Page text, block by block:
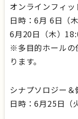
オンラインフィ
日時：6月 6日（
6月20日（木）
※多目的ホールの
ります。
シナプソロジー
日時：6月25日（